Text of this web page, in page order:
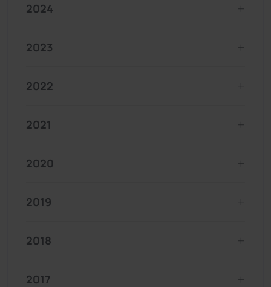
2024
2023
2022
2021
2020
2019
2018
2017